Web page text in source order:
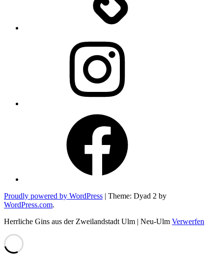
Proudly powered by WordPress | Theme: Dyad 2 by
WordPress.com.
Herrliche Gins aus der Zweilandstadt Ulm | Neu-Ulm Verwerfen